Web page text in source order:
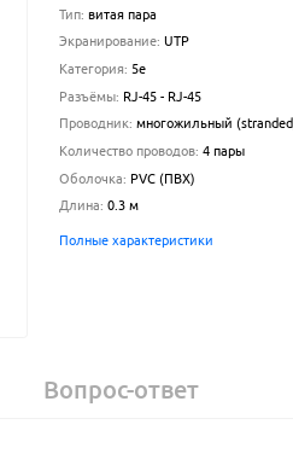
Тип: витая пара
Экранирование: UTP
Категория: 5e
Разъёмы: RJ-45 - RJ-45
Проводник: многожильный
Количество проводов: 4 пары
Оболочка: PVC (ПВХ)
Длина: 0.3 м
Полные характеристики
Вопрос-ответ